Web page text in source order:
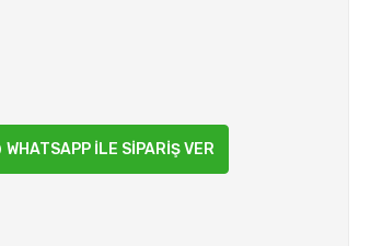
WHATSAPP İLE SİPARİŞ VER